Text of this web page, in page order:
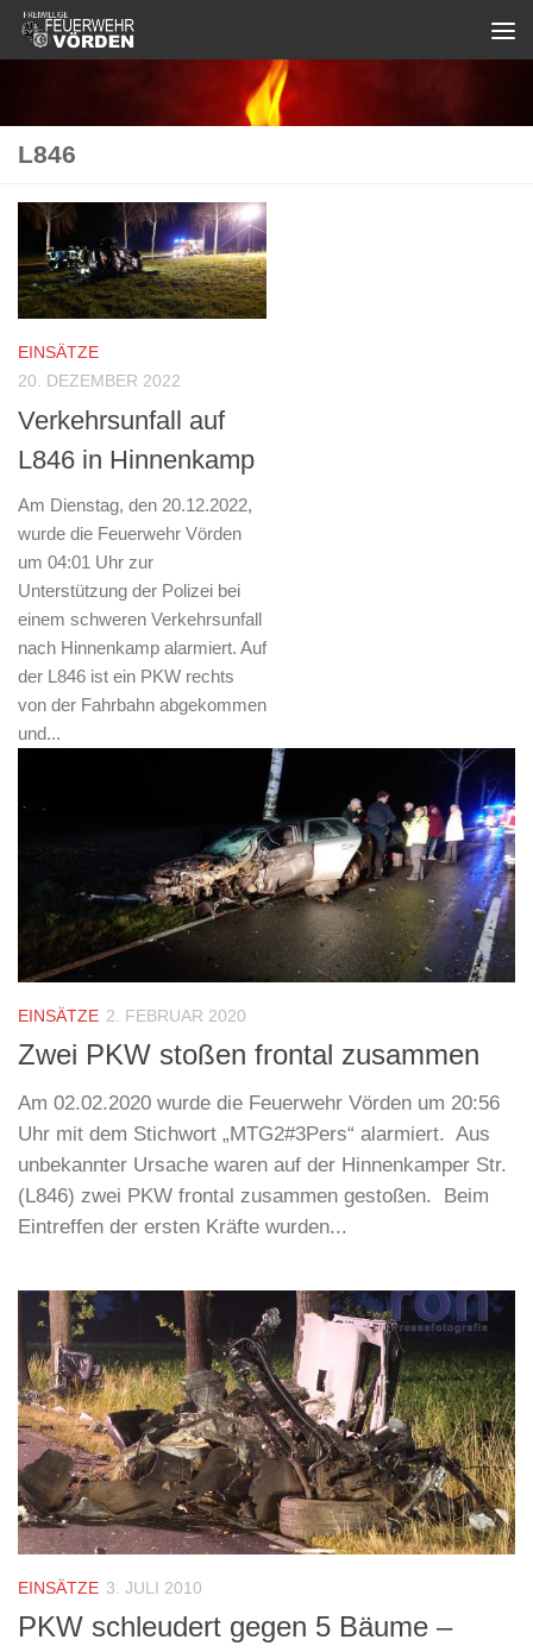
Zum Inhalt springen
L846
EINSÄTZE
20. DEZEMBER 2022
Verkehrsunfall auf
L846 in Hinnenkamp
Am Dienstag, den 20.12.2022,
wurde die Feuerwehr Vörden
um 04:01 Uhr zur
Unterstützung der Polizei bei
einem schweren Verkehrsunfall
nach Hinnenkamp alarmiert. Auf
der L846 ist ein PKW rechts
von der Fahrbahn abgekommen
und...
EINSÄTZE 2. FEBRUAR 2020
Zwei PKW stoßen frontal zusammen
Am 02.02.2020 wurde die Feuerwehr Vörden um 20:56
Uhr mit dem Stichwort „MTG2#3Pers“ alarmiert. Aus
unbekannter Ursache waren auf der Hinnenkamper Str.
(L846) zwei PKW frontal zusammen gestoßen. Beim
Eintreffen der ersten Kräfte wurden...
EINSÄTZE 3. JULI 2010
PKW schleudert gegen 5 Bäume –